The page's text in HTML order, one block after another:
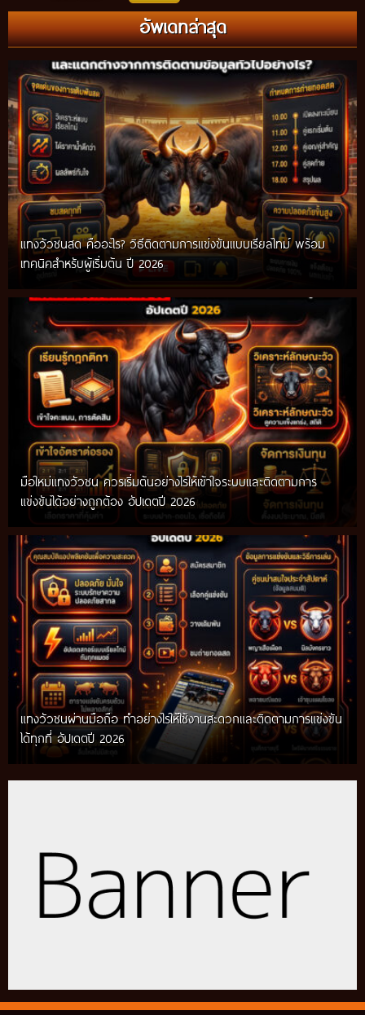
อัพเดทล่าสุด
แทงวัวชนสด คืออะไร? วิธีติดตามการแข่งขันแบบเรียลไทม์ พร้อม
เทคนิคสำหรับผู้เริ่มต้น ปี 2026
มือใหม่แทงวัวชน ควรเริ่มต้นอย่างไรให้เข้าใจระบบและติดตามการ
แข่งขันได้อย่างถูกต้อง อัปเดตปี 2026
แทงวัวชนผ่านมือถือ ทำอย่างไรให้ใช้งานสะดวกและติดตามการแข่งขัน
ได้ทุกที่ อัปเดตปี 2026